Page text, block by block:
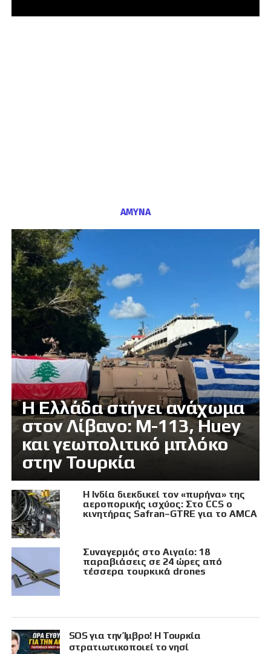
ΑΜΥΝΑ
Η Ελλάδα στήνει ανάχωμα
στον Λίβανο: M-113, Huey
και γεωπολιτικό μπλόκο
στην Τουρκία
Η Ινδία διεκδικεί τον «πυρήνα» της
αεροπορικής ισχύος: Στο CCS ο
κινητήρας Safran–GTRE για το AMCA
Συναγερμός στο Αιγαίο: 18
παραβιάσεις σε 24 ώρες από
τέσσερα τουρκικά drones
SOS για την Ίμβρο! Η Τουρκία
στρατιωτικοποιεί το νησί